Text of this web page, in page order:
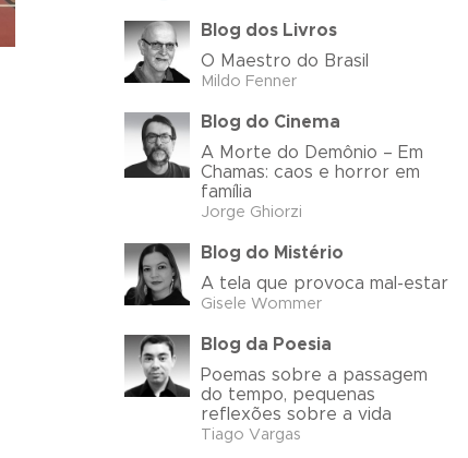
Blog dos Livros
O Maestro do Brasil
Mildo Fenner
Blog do Cinema
A Morte do Demônio – Em
Chamas: caos e horror em
família
Jorge Ghiorzi
Blog do Mistério
A tela que provoca mal-estar
Gisele Wommer
Blog da Poesia
Poemas sobre a passagem
do tempo, pequenas
reflexões sobre a vida
Tiago Vargas